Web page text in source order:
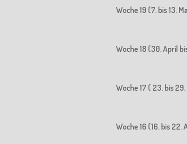
Woche 19 (7. bis 13.
Woche 18 (30. April
Woche 17 ( 23. bis
Woche 16 (16. bis